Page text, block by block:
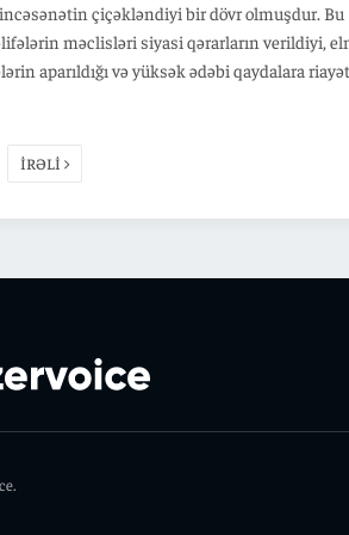
çiçəkləndiyi bir dövr olmuşdur. Bu
məclisləri siyasi qərarların verildiyi,
aparıldığı və yüksək ədəbi qaydalara riayət
İRƏLİ